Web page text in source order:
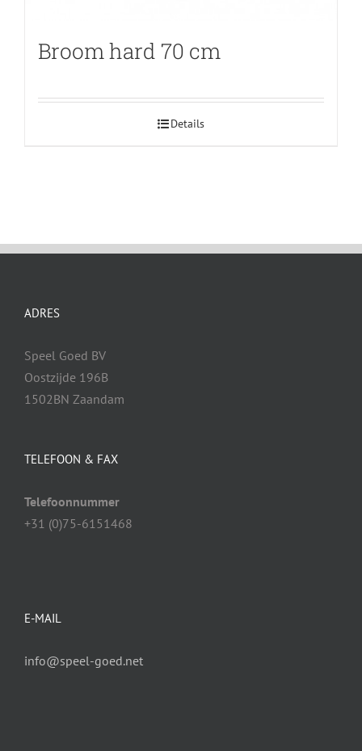
Broom hard 70 cm
Details
ADRES
Speel Goed BV
Oostzijde 196B
1502BN Zaandam
TELEFOON & FAX
Telefoonnummer
+31 (0)75-6151468
E-MAIL
info@speel-goed.net